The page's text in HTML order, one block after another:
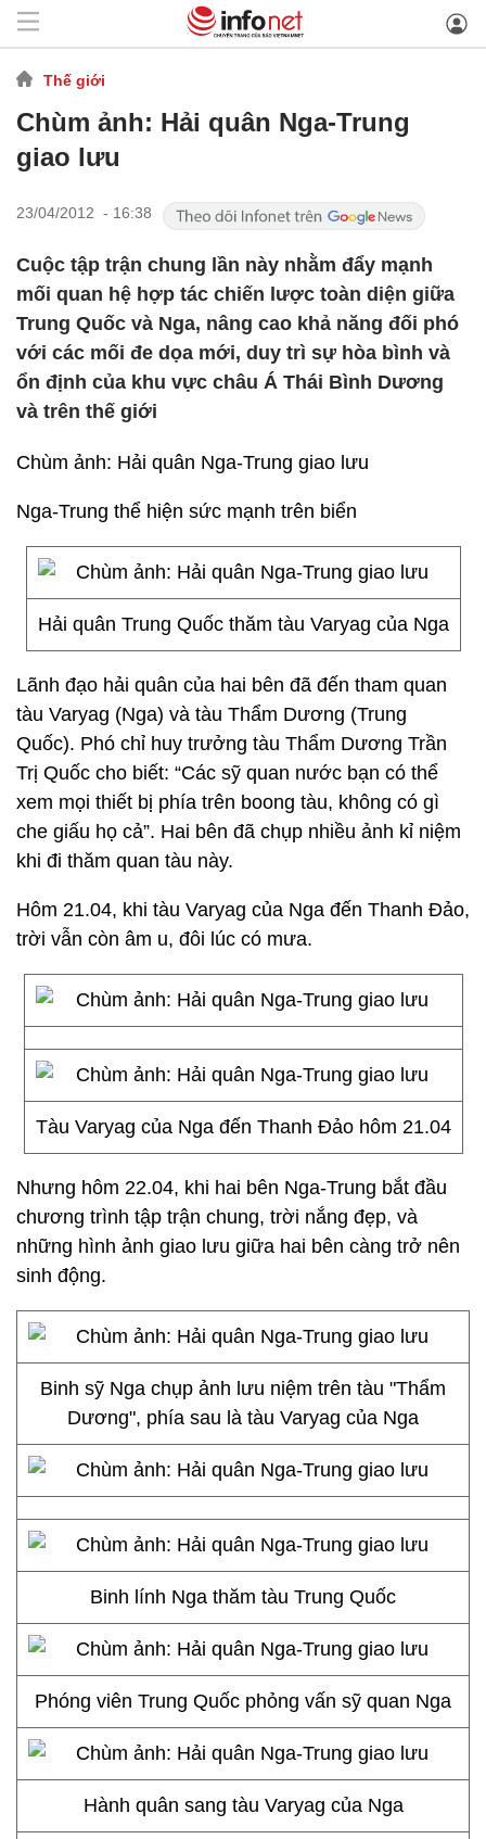
Thế giới
Chùm ảnh: Hải quân Nga-Trung
giao lưu
23/04/2012 - 16:38
Cuộc tập trận chung lần này nhằm đẩy mạnh
mối quan hệ hợp tác chiến lược toàn diện giữa
Trung Quốc và Nga, nâng cao khả năng đối phó
với các mối đe dọa mới, duy trì sự hòa bình và
ổn định của khu vực châu Á Thái Bình Dương
và trên thế giới
Chùm ảnh: Hải quân Nga-Trung giao lưu
Nga-Trung thể hiện sức mạnh trên biển
Hải quân Trung Quốc thăm tàu Varyag của Nga
Lãnh đạo hải quân của hai bên đã đến tham quan
tàu Varyag (Nga) và tàu Thẩm Dương (Trung
Quốc). Phó chỉ huy trưởng tàu Thẩm Dương Trần
Trị Quốc cho biết: “Các sỹ quan nước bạn có thể
xem mọi thiết bị phía trên boong tàu, không có gì
che giấu họ cả”. Hai bên đã chụp nhiều ảnh kỉ niệm
khi đi thăm quan tàu này.
Hôm 21.04, khi tàu Varyag của Nga đến Thanh Đảo,
trời vẫn còn âm u, đôi lúc có mưa.
Tàu Varyag của Nga đến Thanh Đảo hôm 21.04
Nhưng hôm 22.04, khi hai bên Nga-Trung bắt đầu
chương trình tập trận chung, trời nắng đẹp, và
những hình ảnh giao lưu giữa hai bên càng trở nên
sinh động.
Binh sỹ Nga chụp ảnh lưu niệm trên tàu "Thẩm
Dương", phía sau là tàu Varyag của Nga
Binh lính Nga thăm tàu Trung Quốc
Phóng viên Trung Quốc phỏng vấn sỹ quan Nga
Hành quân sang tàu Varyag của Nga